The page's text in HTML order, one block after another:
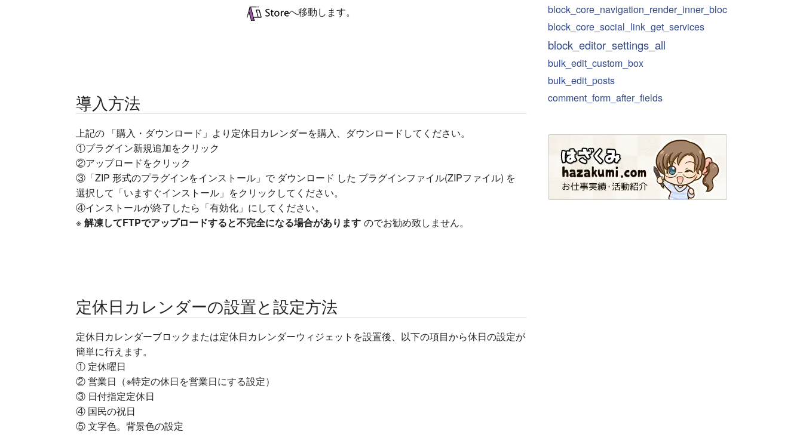
へ移動します。
導入方法
上記の 「購入・ダウンロード」より定休日カレンダーを購入、ダウンロードしてください。
①プラグイン新規追加をクリック
②アップロードをクリック
③「ZIP 形式のプラグインをインストール」で ダウンロード した プラグインファイル(ZIPファイル) を
選択して「いますぐインストール」をクリックしてください。
④インストールが終了したら「有効化」にしてください。
※ 解凍してFTPでアップロードすると不完全になる場合があります のでお勧め致しません。
定休日カレンダーの設置と設定方法
定休日カレンダーブロックまたは定休日カレンダーウィジェットを設置後、以下の項目から休日の設定が
簡単に行えます。
① 定休曜日
② 営業日（※特定の休日を営業日にする設定）
③ 日付指定定休日
④ 国民の祝日
⑤ 文字色。背景色の設定
block_core_navigation_render_inner_blocks
block_core_social_link_get_services
block_editor_settings_all
bulk_edit_custom_box
bulk_edit_posts
comment_form_after_fields
customize_register
date_i18n
default-font-sizes
default-spacing-sizes
deleted_post_{$post->post_type}